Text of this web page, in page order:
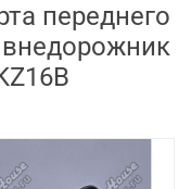
переднего
внедорожник